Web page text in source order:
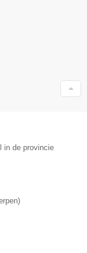
in de provincie
)